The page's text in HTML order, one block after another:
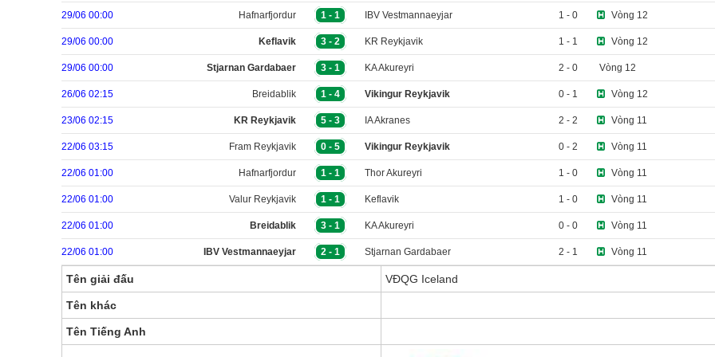
29/06 00:00 Hafnarfjordur 1 - 1 IBV Vestmannaeyjar 1 - 0 Vòng 12
29/06 00:00 Keflavik 3 - 2 KR Reykjavik 1 - 1 Vòng 12
29/06 00:00 Stjarnan Gardabaer 3 - 1 KA Akureyri 2 - 0 Vòng 12
26/06 02:15 Breidablik 1 - 4 Vikingur Reykjavik 0 - 1 Vòng 12
23/06 02:15 KR Reykjavik 5 - 3 IA Akranes 2 - 2 Vòng 11
22/06 03:15 Fram Reykjavik 0 - 5 Vikingur Reykjavik 0 - 2 Vòng 11
22/06 01:00 Hafnarfjordur 1 - 1 Thor Akureyri 1 - 0 Vòng 11
22/06 01:00 Valur Reykjavik 1 - 1 Keflavik 1 - 0 Vòng 11
22/06 01:00 Breidablik 3 - 1 KA Akureyri 0 - 0 Vòng 11
22/06 01:00 IBV Vestmannaeyjar 2 - 1 Stjarnan Gardabaer 2 - 1 Vòng 11
Tên giải đấu VĐQG Iceland
Tên khác
Tên Tiếng Anh